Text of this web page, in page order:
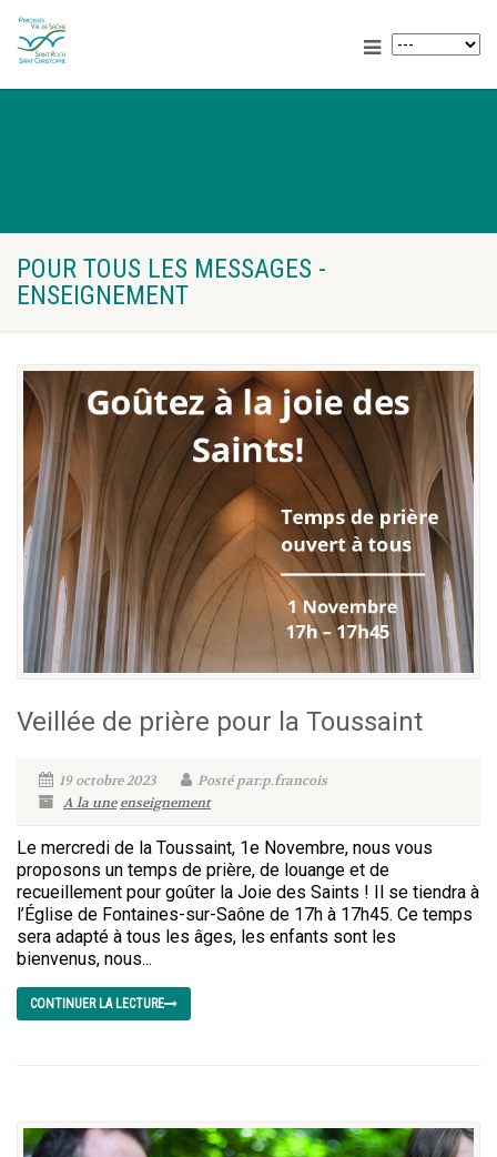
POUR TOUS LES MESSAGES -
ENSEIGNEMENT
Veillée de prière pour la Toussaint
19 octobre 2023
Posté par:p.francois
A la une enseignement
Le mercredi de la Toussaint, 1e Novembre, nous vous
proposons un temps de prière, de louange et de
recueillement pour goûter la Joie des Saints ! Il se tiendra à
l’Église de Fontaines-sur-Saône de 17h à 17h45. Ce temps
sera adapté à tous les âges, les enfants sont les
bienvenus, nous...
CONTINUER LA LECTURE